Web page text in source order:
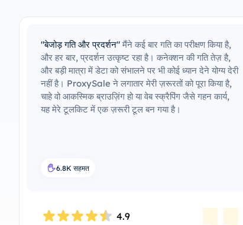
"बेजोड़ गति और प्रदर्शन" मैंने कई बार गति का परीक्षण किया है,
और हर बार, प्रदर्शन उत्कृष्ट रहा है। कनेक्शन की गति तेज़ है,
और बड़ी मात्रा में डेटा को संभालने पर भी कोई ध्यान देने योग्य देरी
नहीं है। ProxySale ने लगातार मेरी ज़रूरतों को पूरा किया है,
चाहे वो आकस्मिक ब्राउज़िंग हो या वेब स्क्रैपिंग जैसे गहन कार्य,
यह मेरे टूलकिट में एक ज़रूरी टूल बन गया है।
6.8K सहमत
4.9